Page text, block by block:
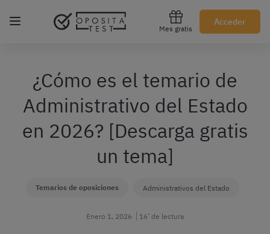
Mes gratis
Acceder
Regístrate gratis
¿Cómo es el temario de
Administrativo del Estado
en 2026? [Descarga gratis
un tema]
Temarios de oposiciones Administrativos del Estado
Enero 1, 2026 16’ de lectura